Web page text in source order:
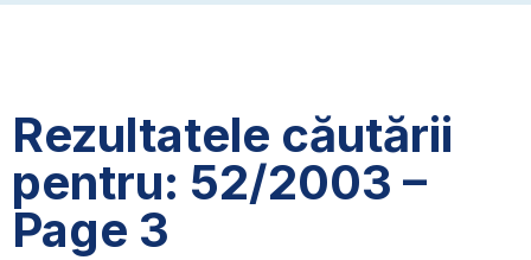
Rezultatele căutării
pentru: 52/2003 –
Page 3